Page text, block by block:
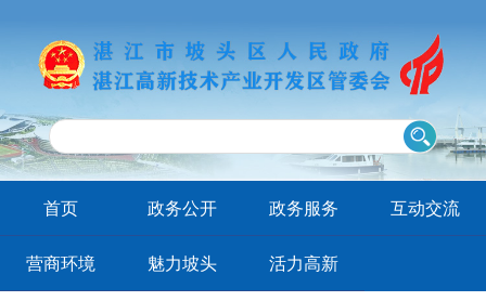
首页 政务公开 政务服务 互动交流
营商环境 魅力坡头 活力高新